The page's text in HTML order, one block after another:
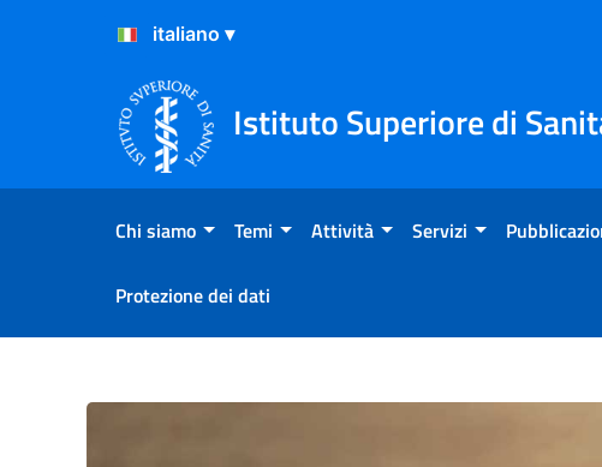
Salta al Contenuto
Salta al Footer
Istituto Superiore di
Chi siamo Temi Attività Servizi
Protezione dei dati
Validazione dell'efficacia